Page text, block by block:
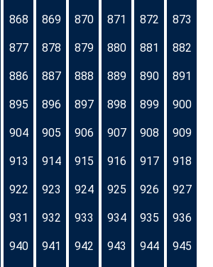
868 869 870 871 872 873
877 878 879 880 881 882
886 887 888 889 890 891
895 896 897 898 899 900
904 905 906 907 908 909
913 914 915 916 917 918
922 923 924 925 926 927
931 932 933 934 935 936
940 941 942 943 944 945